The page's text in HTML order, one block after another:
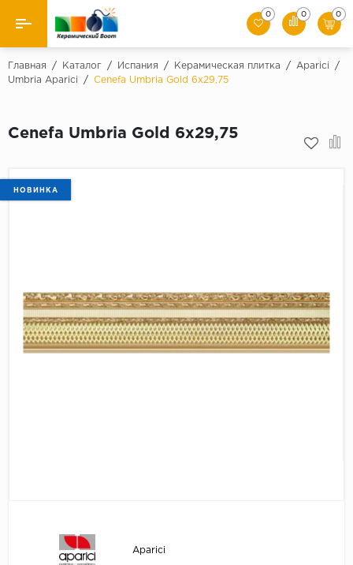
Назад
Керамическая плитка
Мозаики
0 0 0
Главная / Каталог / Испания / Керамическая плитка / Aparici
/
Umbria Aparici
/ Cenefa Umbria Gold 6x29,75
Cenefa Umbria Gold 6x29,75
НОВИНКА
Aparici